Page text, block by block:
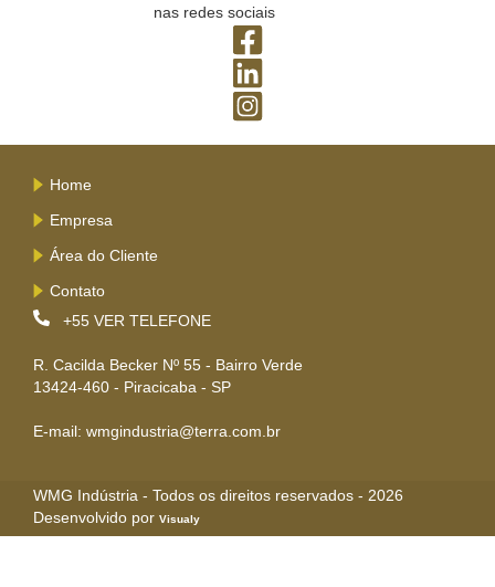
nas redes sociais
Home
Empresa
Área do Cliente
Contato
+55 VER TELEFONE
R. Cacilda Becker Nº 55 - Bairro Verde
13424-460 - Piracicaba - SP
E-mail: wmgindustria@terra.com.br
WMG Indústria - Todos os direitos reservados - 2026
Desenvolvido por Visualy